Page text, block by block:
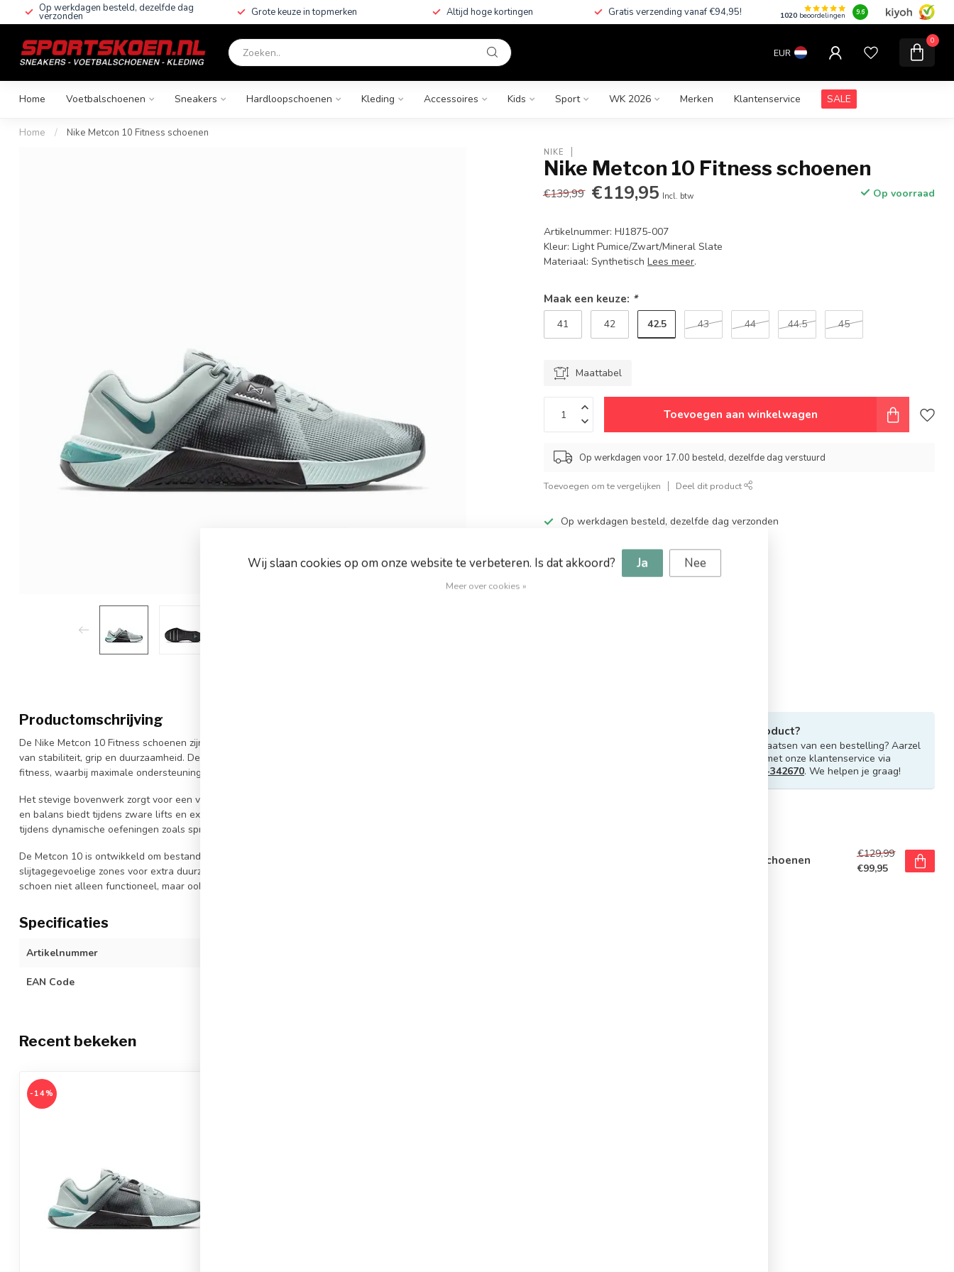
Op werkdagen besteld, dezelfde dag
verzonden Grote keuze in topmerken Altijd hoge kortingen Gratis verzending vanaf €94,95! 1020 beoordelingen 9.6
EUR
0
Home Voetbalschoenen Sneakers Hardloopschoenen Kleding Accessoires Kids Sport WK 2026 Merken Klantenservice SALE
Home / Nike Metcon 10 Fitness schoenen
NIKE
Nike Metcon 10 Fitness schoenen
€139,99 €119,95 Incl. btw Op voorraad
Artikelnummer: HJ1875-007
Kleur: Light Pumice/Zwart/Mineral Slate
Materiaal: SynthetischLees meer.
Maak een keuze: *
41 42 42.5 43 44 44.5 45
Maattabel
Toevoegen aan winkelwagen
Op werkdagen voor 17.00 besteld, dezelfde dag verstuurd
Toevoegen om te vergelijken Deel dit product
Op werkdagen besteld, dezelfde dag verzonden
Altijd hoge kortingen
Gratis verzending vanaf €94,95!
Productomschrijving
De Nike Metcon 10 Fitness schoenen zijn ontworpen voor intensieve workouts en bieden de perfecte combinatie
van stabiliteit, grip en duurzaamheid. Deze trainingsschoenen zijn ideaal voor krachttraining, CrossFit en functionele
fitness, waarbij maximale ondersteuning essentieel is.
Het stevige bovenwerk zorgt voor een veilige, omsluitende pasvorm, terwijl de platte en stabiele zool optimale grip
en balans biedt tijdens zware lifts en explosieve bewegingen. Dankzij de verbeterde demping ervaar je ook comfort
tijdens dynamische oefeningen zoals sprongen en korte sprints.
De Metcon 10 is ontwikkeld om bestand te zijn tegen intensief gebruik in de gym, met verstevigingen op
slijtagegevoelige zones voor extra duurzaamheid. Het sportieve design en de kenmerkende Nike-details maken de
schoen niet alleen functioneel, maar ook stijlvol.
Specificaties
Artikelnummer
EAN Code
Heb je vragen over dit product?
Of heb je hulp nodig bij het plaatsen van een bestelling? Aarzel
niet om contact op te nemen met onze klantenservice via
0492-342670. We helpen je graag!
Nike Free Metcon 6 Fitnessschoenen
€129,99
€99,95
Recent bekeken
-14%
Wij slaan cookies op om onze website te verbeteren. Is dat akkoord? Ja Nee
Meer over cookies »